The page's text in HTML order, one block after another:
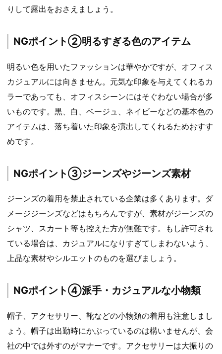
りして露出をおさえましょう。
NGポイント②明るすぎる色のアイテム
明るい色を用いたファッションは華やかですが、オフィス
カジュアルには向きません。元気な印象を与えてくれるカ
ラーであっても、オフィスシーンにはそぐわない場合が多
いものです。黒、白、ベージュ、ネイビーなどの基本色の
アイテムは、落ち着いた印象を演出してくれるためおすす
めです。
NGポイント③ジーンズやジーンズ素材
ジーンズの着用を禁止されている企業は多くあります。ダ
メージジーンズなどはもちろんですが、素材がジーンズの
シャツ、スカート等も控えた方が無難です。もし許可され
ている場合は、カジュアルになりすぎてしまわないよう、
上品な素材やシルエットのものを選びましょう。
NGポイント④派手・カジュアルな小物類
帽子、アクセサリー、靴などの小物類の着用も注意しまし
ょう。帽子は出勤時にかぶっているのは構いませんが、会
社の中では外すのがマナーです。アクセサリーは大振りの